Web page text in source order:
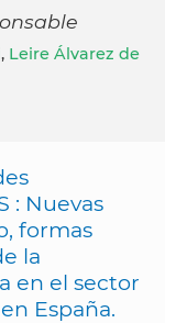
, Leire Álvarez de
: Nuevas
formas
la
en el sector
España.